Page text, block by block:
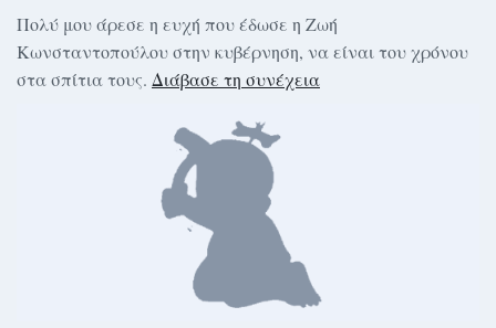
Πολύ μου άρεσε η ευχή που έδωσε η Ζωή
Κωνσταντοπούλου στην κυβέρνηση, να είναι του χρόνου
στα σπίτια τους. Διάβασε τη συνέχεια